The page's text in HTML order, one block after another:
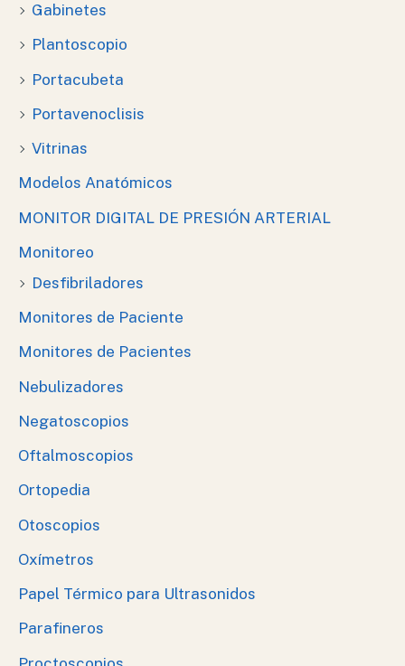
Gabinetes
Plantoscopio
Portacubeta
Portavenoclisis
Vitrinas
Modelos Anatómicos
MONITOR DIGITAL DE PRESIÓN ARTERIAL
Monitoreo
Desfibriladores
Monitores de Paciente
Monitores de Pacientes
Nebulizadores
Negatoscopios
Oftalmoscopios
Ortopedia
Otoscopios
Oxímetros
Papel Térmico para Ultrasonidos
Parafineros